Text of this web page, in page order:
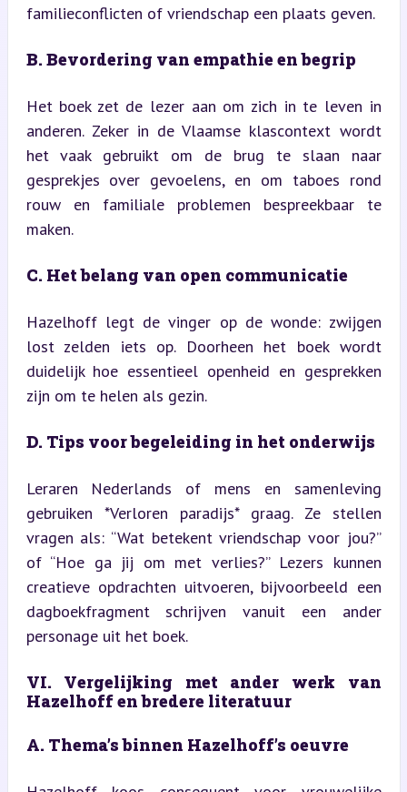
familieconflicten of vriendschap een plaats geven.
B. Bevordering van empathie en begrip
Het boek zet de lezer aan om zich in te leven in
anderen. Zeker in de Vlaamse klascontext wordt
het vaak gebruikt om de brug te slaan naar
gesprekjes over gevoelens, en om taboes rond
rouw en familiale problemen bespreekbaar te
maken.
C. Het belang van open communicatie
Hazelhoff legt de vinger op de wonde: zwijgen
lost zelden iets op. Doorheen het boek wordt
duidelijk hoe essentieel openheid en gesprekken
zijn om te helen als gezin.
D. Tips voor begeleiding in het onderwijs
Leraren Nederlands of mens en samenleving
gebruiken *Verloren paradijs* graag. Ze stellen
vragen als: “Wat betekent vriendschap voor jou?”
of “Hoe ga jij om met verlies?” Lezers kunnen
creatieve opdrachten uitvoeren, bijvoorbeeld een
dagboekfragment schrijven vanuit een ander
personage uit het boek.
VI. Vergelijking met ander werk van
Hazelhoff en bredere literatuur
A. Thema’s binnen Hazelhoff’s oeuvre